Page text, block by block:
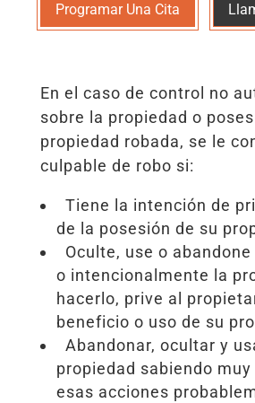
Programar Una Cita
En el caso de control no
sobre la propiedad o
propiedad robada, se le
culpable de robo si:
Tiene la intención de
de la posesión de su
Oculte, use o
o intencionalmente la
hacerlo, prive al
beneficio o uso de su
Abandonar, ocultar y
propiedad sabiendo muy
esas acciones